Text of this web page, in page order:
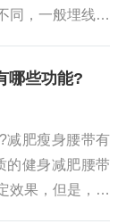
同，一般埋线双
做埋线双眼...
哪些功能?
减肥瘦身腰带有
的健身减肥腰带
效果，但是，肯